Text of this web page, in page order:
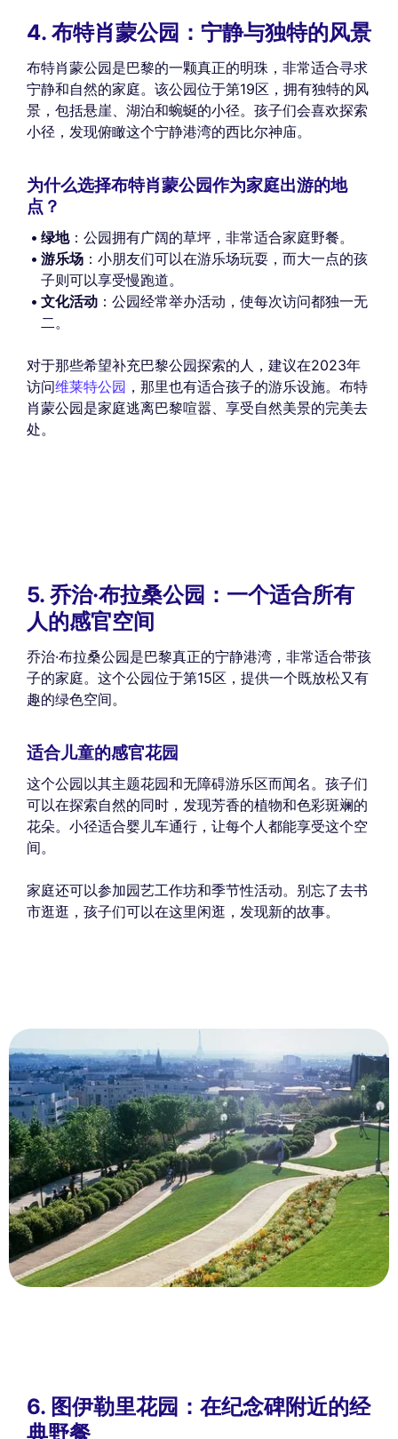
4. 布特肖蒙公园：宁静与独特的风景
布特肖蒙公园是巴黎的一颗真正的明珠，非常适合寻求
宁静和自然的家庭。该公园位于第19区，拥有独特的风
景，包括悬崖、湖泊和蜿蜒的小径。孩子们会喜欢探索
小径，发现俯瞰这个宁静港湾的西比尔神庙。
为什么选择布特肖蒙公园作为家庭出游的地
点？
绿地：公园拥有广阔的草坪，非常适合家庭野餐。
游乐场 ：小朋友们可以在游乐场玩耍，而大一点的孩
子则可以享受慢跑道。
文化活动 ：公园经常举办活动，使每次访问都独一无
二。
对于那些希望补充巴黎公园探索的人，建议在2023年
访问维莱特公园 ，那里也有适合孩子的游乐设施。布特
肖蒙公园是家庭逃离巴黎喧嚣、享受自然美景的完美去
处。
5. 乔治·布拉桑公园：一个适合所有
人的感官空间
乔治·布拉桑公园是巴黎真正的宁静港湾，非常适合带孩
子的家庭。这个公园位于第15区，提供一个既放松又有
趣的绿色空间。
适合儿童的感官花园
这个公园以其主题花园和无障碍游乐区而闻名。孩子们
可以在探索自然的同时，发现芳香的植物和色彩斑斓的
花朵。小径适合婴儿车通行，让每个人都能享受这个空
间。
家庭还可以参加园艺工作坊和季节性活动。别忘了去书
市逛逛，孩子们可以在这里闲逛，发现新的故事。
6. 图伊勒里花园：在纪念碑附近的经
典野餐